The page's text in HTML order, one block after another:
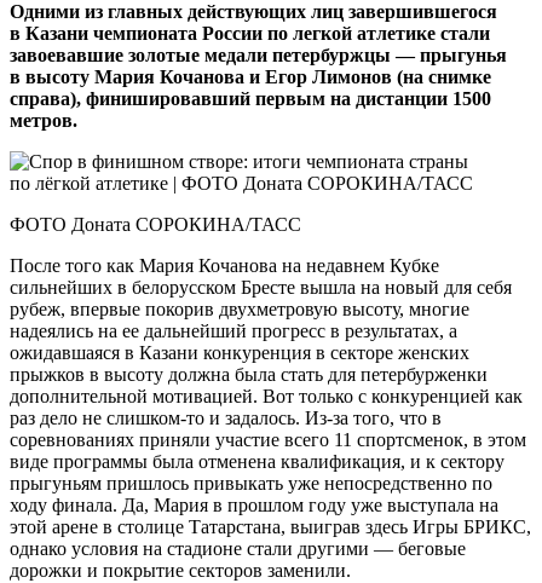
Одними из главных действующих лиц завершившегося
в Казани чемпионата России по легкой атлетике стали
завоевавшие золотые медали петербуржцы — прыгунья
в высоту Мария Кочанова и Егор Лимонов (на снимке
справа), финишировавший первым на дистанции 1500
метров.
ФОТО Доната СОРОКИНА/ТАСС
После того как Мария Кочанова на недавнем Кубке
сильнейших в белорусском Бресте вышла на новый для себя
рубеж, впервые покорив двухметровую высоту, многие
надеялись на ее дальнейший прогресс в результатах, а
ожидавшаяся в Казани конкуренция в секторе женских
прыжков в высоту должна была стать для петербурженки
дополнительной мотивацией. Вот только с конкуренцией как
раз дело не слишком‑то и задалось. Из-за того, что в
соревнованиях приняли участие всего 11 спорт­сменок, в этом
виде программы была отменена квалификация, и к сектору
прыгуньям пришлось привыкать уже непосредственно по
ходу финала. Да, Мария в прошлом году уже выступала на
этой арене в столице Татарстана, выиграв здесь Игры БРИКС,
однако условия на стадионе стали другими — беговые
дорожки и покрытие секторов заменили.